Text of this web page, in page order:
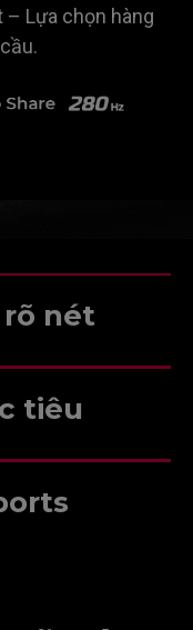
Lựa chọn hàng
nét
tiêu